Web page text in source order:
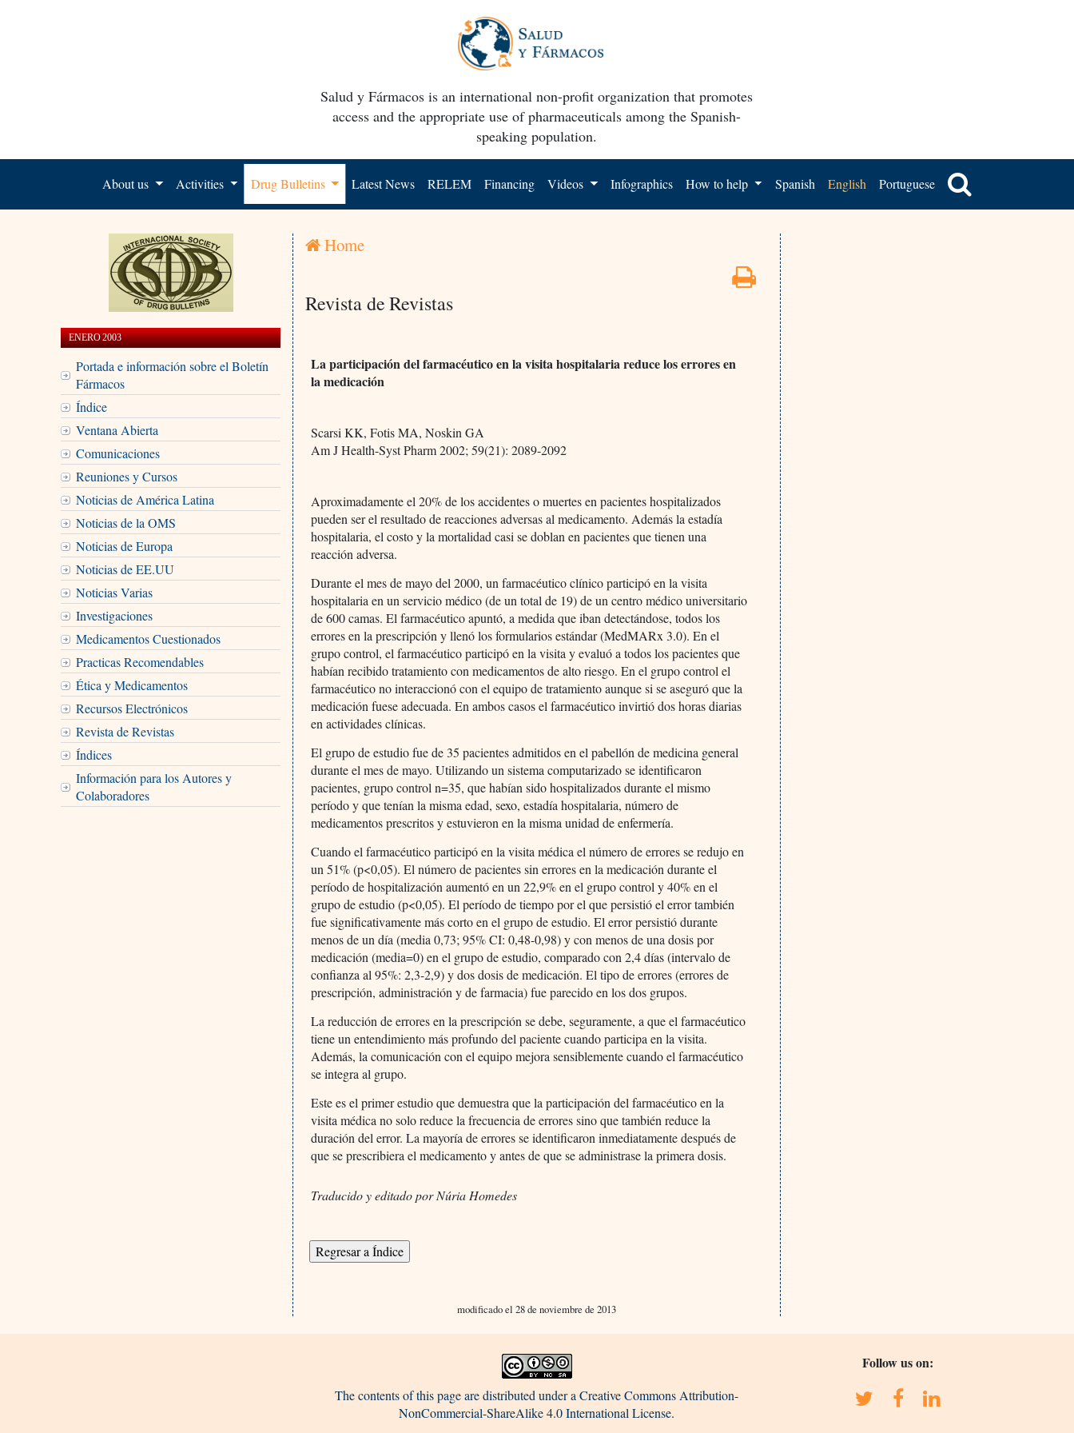
Salud y Fármacos is an international non-profit organization that promotes
access and the appropriate use of pharmaceuticals among the Spanish-
speaking population.
About us Activities Drug Bulletins Latest News RELEM Financing Videos Infographics How to help Spanish English Portuguese
ENERO 2003
Portada e información sobre el Boletín
Fármacos
Índice
Ventana Abierta
Comunicaciones
Reuniones y Cursos
Noticias de América Latina
Noticias de la OMS
Noticias de Europa
Noticias de EE.UU
Noticias Varias
Investigaciones
Medicamentos Cuestionados
Practicas Recomendables
Ética y Medicamentos
Recursos Electrónicos
Revista de Revistas
Índices
Información para los Autores y
Colaboradores
Home
Revista de Revistas
La participación del farmacéutico en la visita hospitalaria reduce los errores en
la medicación
Scarsi KK, Fotis MA, Noskin GA
Am J Health-Syst Pharm 2002; 59(21): 2089-2092
Aproximadamente el 20% de los accidentes o muertes en pacientes hospitalizados
pueden ser el resultado de reacciones adversas al medicamento. Además la estadía
hospitalaria, el costo y la mortalidad casi se doblan en pacientes que tienen una
reacción adversa.
Durante el mes de mayo del 2000, un farmacéutico clínico participó en la visita
hospitalaria en un servicio médico (de un total de 19) de un centro médico universitario
de 600 camas. El farmacéutico apuntó, a medida que iban detectándose, todos los
errores en la prescripción y llenó los formularios estándar (MedMARx 3.0). En el
grupo control, el farmacéutico participó en la visita y evaluó a todos los pacientes que
habían recibido tratamiento con medicamentos de alto riesgo. En el grupo control el
farmacéutico no interaccionó con el equipo de tratamiento aunque si se aseguró que la
medicación fuese adecuada. En ambos casos el farmacéutico invirtió dos horas diarias
en actividades clínicas.
El grupo de estudio fue de 35 pacientes admitidos en el pabellón de medicina general
durante el mes de mayo. Utilizando un sistema computarizado se identificaron
pacientes, grupo control n=35, que habían sido hospitalizados durante el mismo
período y que tenían la misma edad, sexo, estadía hospitalaria, número de
medicamentos prescritos y estuvieron en la misma unidad de enfermería.
Cuando el farmacéutico participó en la visita médica el número de errores se redujo en
un 51% (p<0,05). El número de pacientes sin errores en la medicación durante el
período de hospitalización aumentó en un 22,9% en el grupo control y 40% en el
grupo de estudio (p<0,05). El período de tiempo por el que persistió el error también
fue significativamente más corto en el grupo de estudio. El error persistió durante
menos de un día (media 0,73; 95% CI: 0,48-0,98) y con menos de una dosis por
medicación (media=0) en el grupo de estudio, comparado con 2,4 días (intervalo de
confianza al 95%: 2,3-2,9) y dos dosis de medicación. El tipo de errores (errores de
prescripción, administración y de farmacia) fue parecido en los dos grupos.
La reducción de errores en la prescripción se debe, seguramente, a que el farmacéutico
tiene un entendimiento más profundo del paciente cuando participa en la visita.
Además, la comunicación con el equipo mejora sensiblemente cuando el farmacéutico
se integra al grupo.
Este es el primer estudio que demuestra que la participación del farmacéutico en la
visita médica no solo reduce la frecuencia de errores sino que también reduce la
duración del error. La mayoría de errores se identificaron inmediatamente después de
que se prescribiera el medicamento y antes de que se administrase la primera dosis.
Traducido y editado por Núria Homedes
modificado el 28 de noviembre de 2013
The contents of this page are distributed under a Creative Commons Attribution-
NonCommercial-ShareAlike 4.0 International License.
Follow us on: